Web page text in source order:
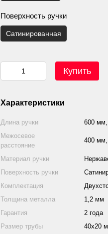
Поверхность ручки
Сатинированная
Купить
Характеристики
Длина ручки
600
Межосевое
расстояние
400
Материал ручки
Поверхность ручки
Комплектация
Толщина металла
1,2 мм
Гарантия
2 года
Размер трубы
40х20